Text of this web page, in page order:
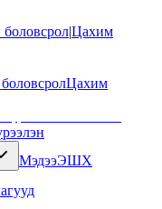
|Цахим
Цахим
МэдээЭШХ